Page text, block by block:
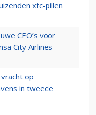
xtc-pillen
CEO’s voor
City Airlines
op
in tweede